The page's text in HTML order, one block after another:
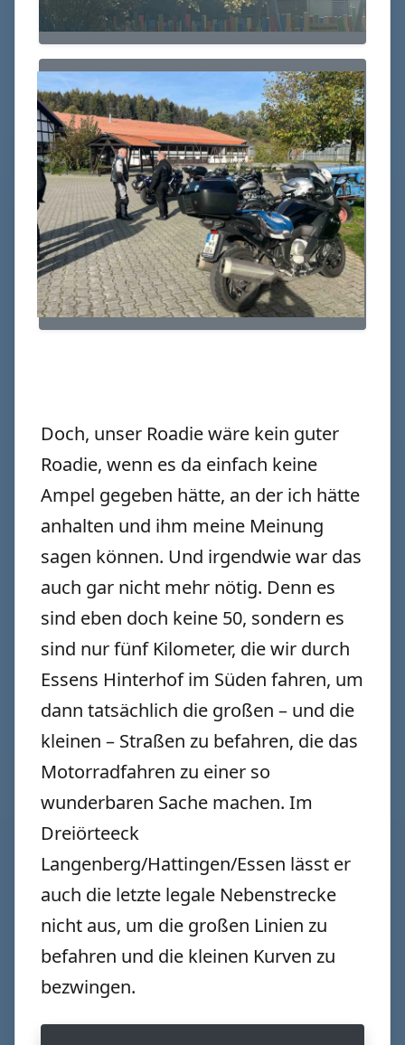
Doch, unser Roadie wäre kein guter
Roadie, wenn es da einfach keine
Ampel gegeben hätte, an der ich hätte
anhalten und ihm meine Meinung
sagen können. Und irgendwie war das
auch gar nicht mehr nötig. Denn es
sind eben doch keine 50, sondern es
sind nur fünf Kilometer, die wir durch
Essens Hinterhof im Süden fahren, um
dann tatsächlich die großen – und die
kleinen – Straßen zu befahren, die das
Motorradfahren zu einer so
wunderbaren Sache machen. Im
Dreiörteeck
Langenberg/Hattingen/Essen lässt er
auch die letzte legale Nebenstrecke
nicht aus, um die großen Linien zu
befahren und die kleinen Kurven zu
bezwingen.